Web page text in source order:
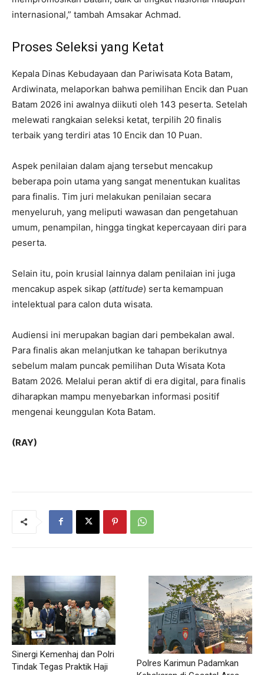
internasional,” tambah Amsakar Achmad.
Proses Seleksi yang Ketat
Kepala Dinas Kebudayaan dan Pariwisata Kota Batam,
Ardiwinata, melaporkan bahwa pemilihan Encik dan Puan
Batam 2026 ini awalnya diikuti oleh 143 peserta. Setelah
melewati rangkaian seleksi ketat, terpilih 20 finalis
terbaik yang terdiri atas 10 Encik dan 10 Puan.
Aspek penilaian dalam ajang tersebut mencakup
beberapa poin utama yang sangat menentukan kualitas
para finalis. Tim juri melakukan penilaian secara
menyeluruh, yang meliputi wawasan dan pengetahuan
umum, penampilan, hingga tingkat kepercayaan diri para
peserta.
Selain itu, poin krusial lainnya dalam penilaian ini juga
mencakup aspek sikap (attitude) serta kemampuan
intelektual para calon duta wisata.
Audiensi ini merupakan bagian dari pembekalan awal.
Para finalis akan melanjutkan ke tahapan berikutnya
sebelum malam puncak pemilihan Duta Wisata Kota
Batam 2026. Melalui peran aktif di era digital, para finalis
diharapkan mampu menyebarkan informasi positif
mengenai keunggulan Kota Batam.
(RAY)
Sinergi Kemenhaj dan Polri
Tindak Tegas Praktik Haji
Polres Karimun Padamkan